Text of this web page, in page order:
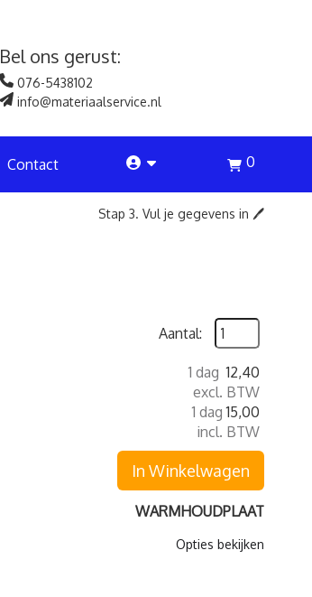
Bel ons gerust:
076-5438102
info@materiaalservice.nl
Contact account 0
Stap 3. Vul je gegevens in 🖊️
Aantal:
1 dag 12,40
excl. BTW
1 dag 15,00
incl. BTW
In Winkelwagen
WARMHOUDPLAAT
Opties bekijken